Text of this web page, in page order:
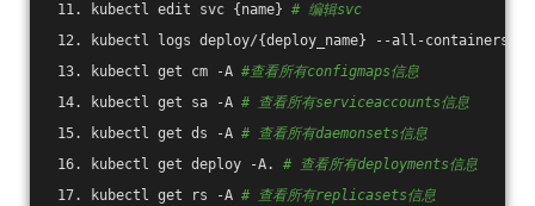
11. kubectl edit svc {name} # 编辑svc
12. kubectl logs deploy/{deploy_name} --all-containers
13. kubectl get cm -A #查看所有configmaps信息
14. kubectl get sa -A # 查看所有serviceaccounts信息
15. kubectl get ds -A # 查看所有daemonsets信息
16. kubectl get deploy -A. # 查看所有deployments信息
17. kubectl get rs -A # 查看所有replicasets信息